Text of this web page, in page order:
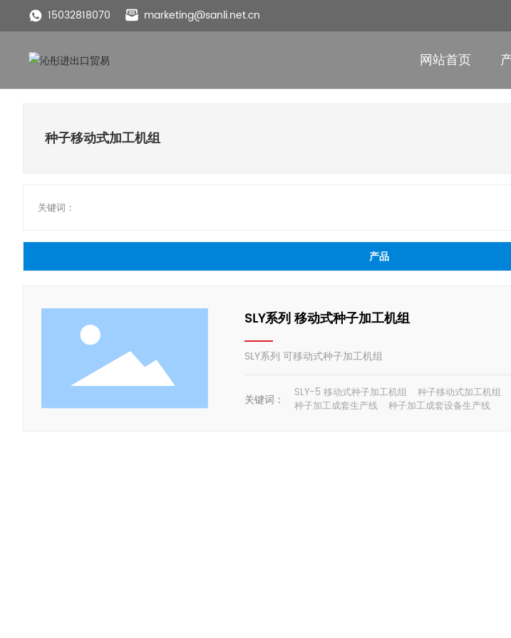
15032818070 marketing@sanli.net.cn
网站首页
种子移动式加工机组
关键词：
产品
SLY系列 移动式种子加工机组
SLY系列 可移动式种子加工机组
关键词： SLY-5 移动式种子加工机组 种子移动式加工机组
种子加工成套生产线
种子加工成套设备生产线